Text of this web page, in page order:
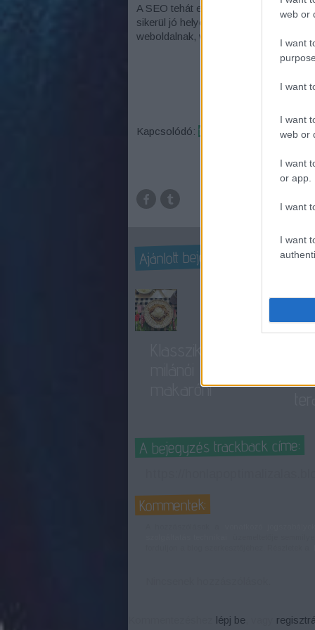
web or
I want
I want
I want
web or
I want
or app.
I want
I want
A SEO tehát egy igencsak komoly
sikerül jó helyet kiharcolnunk, akkor
weboldalnak, webáruháznak.
Kapcsolódó: fizetett PR-cikkek
Ajánlott bejegyzések:
makaróni
A bejegyzés trackback címe:
Kommentek:
lépj be